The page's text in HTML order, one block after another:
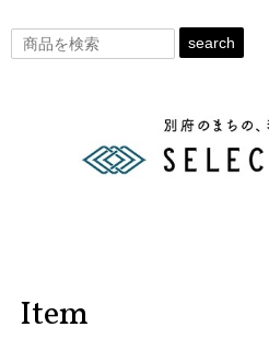
search
Item